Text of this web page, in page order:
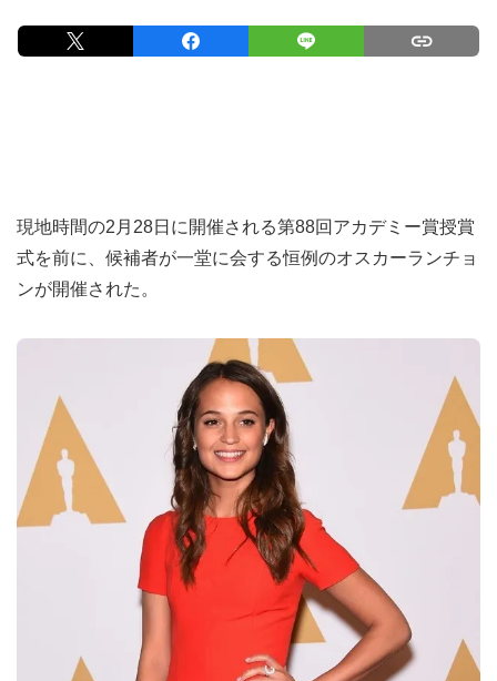
現地時間の2月28日に開催される第88回アカデミー賞授賞
式を前に、候補者が一堂に会する恒例のオスカーランチョ
ンが開催された。